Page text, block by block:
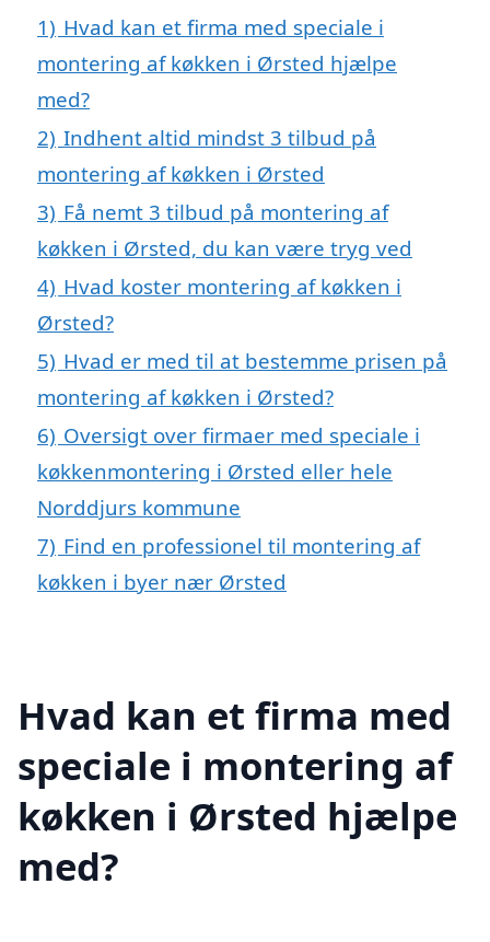
1) Hvad kan et firma med speciale i
montering af køkken i Ørsted hjælpe
med?
2) Indhent altid mindst 3 tilbud på
montering af køkken i Ørsted
3) Få nemt 3 tilbud på montering af
køkken i Ørsted, du kan være tryg ved
4) Hvad koster montering af køkken i
Ørsted?
5) Hvad er med til at bestemme prisen på
montering af køkken i Ørsted?
6) Oversigt over firmaer med speciale i
køkkenmontering i Ørsted eller hele
Norddjurs kommune
7) Find en professionel til montering af
køkken i byer nær Ørsted
Hvad kan et firma med
speciale i montering af
køkken i Ørsted hjælpe
med?